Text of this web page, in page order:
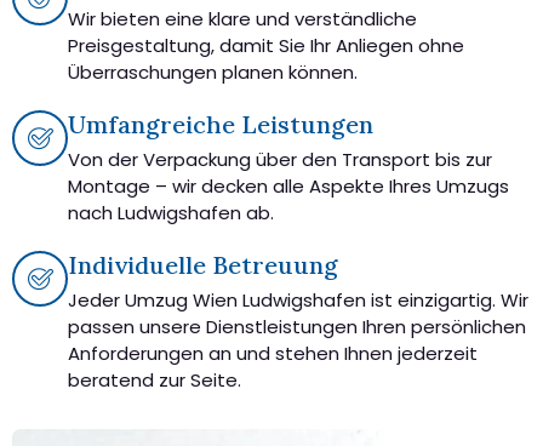
Wir bieten eine klare und verständliche
Preisgestaltung, damit Sie Ihr Anliegen ohne
Überraschungen planen können.
Umfangreiche Leistungen
Von der Verpackung über den Transport bis zur
Montage – wir decken alle Aspekte Ihres Umzugs
nach Ludwigshafen ab.
Individuelle Betreuung
Jeder Umzug Wien Ludwigshafen ist einzigartig. Wir
passen unsere Dienstleistungen Ihren persönlichen
Anforderungen an und stehen Ihnen jederzeit
beratend zur Seite.